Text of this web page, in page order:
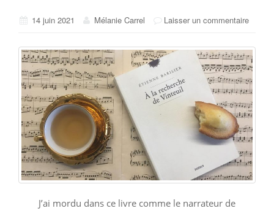
14 juin 2021 Mélanie Carrel Laisser un commentaire
J’ai mordu dans ce livre comme le narrateur de